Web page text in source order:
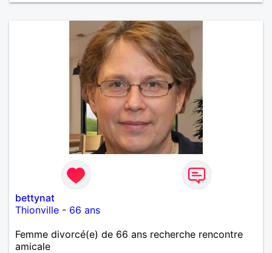
bettynat
Thionville - 66 ans
Femme divorcé(e) de 66 ans recherche rencontre
amicale